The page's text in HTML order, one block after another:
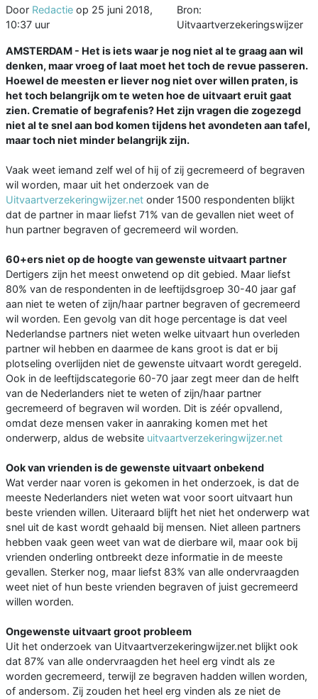
Door Redactie op 25 juni 2018,
10:37 uur
Bron:
Uitvaartverzekeringswijzer
AMSTERDAM - Het is iets waar je nog niet al te graag aan wil
denken, maar vroeg of laat moet het toch de revue passeren.
Hoewel de meesten er liever nog niet over willen praten, is
het toch belangrijk om te weten hoe de uitvaart eruit gaat
zien. Crematie of begrafenis? Het zijn vragen die zogezegd
niet al te snel aan bod komen tijdens het avondeten aan tafel,
maar toch niet minder belangrijk zijn.
Vaak weet iemand zelf wel of hij of zij gecremeerd of begraven
wil worden, maar uit het onderzoek van de
Uitvaartverzekeringwijzer.net onder 1500 respondenten blijkt
dat de partner in maar liefst 71% van de gevallen niet weet of
hun partner begraven of gecremeerd wil worden.
60+ers niet op de hoogte van gewenste uitvaart partner
Dertigers zijn het meest onwetend op dit gebied. Maar liefst
80% van de respondenten in de leeftijdsgroep 30-40 jaar gaf
aan niet te weten of zijn/haar partner begraven of gecremeerd
wil worden. Een gevolg van dit hoge percentage is dat veel
Nederlandse partners niet weten welke uitvaart hun overleden
partner wil hebben en daarmee de kans groot is dat er bij
plotseling overlijden niet de gewenste uitvaart wordt geregeld.
Ook in de leeftijdscategorie 60-70 jaar zegt meer dan de helft
van de Nederlanders niet te weten of zijn/haar partner
gecremeerd of begraven wil worden. Dit is zéér opvallend,
omdat deze mensen vaker in aanraking komen met het
onderwerp, aldus de website uitvaartverzekeringwijzer.net
Ook van vrienden is de gewenste uitvaart onbekend
Wat verder naar voren is gekomen in het onderzoek, is dat de
meeste Nederlanders niet weten wat voor soort uitvaart hun
beste vrienden willen. Uiteraard blijft het niet het onderwerp wat
snel uit de kast wordt gehaald bij mensen. Niet alleen partners
hebben vaak geen weet van wat de dierbare wil, maar ook bij
vrienden onderling ontbreekt deze informatie in de meeste
gevallen. Sterker nog, maar liefst 83% van alle ondervraagden
weet niet of hun beste vrienden begraven of juist gecremeerd
willen worden.
Ongewenste uitvaart groot probleem
Uit het onderzoek van Uitvaartverzekeringwijzer.net blijkt ook
dat 87% van alle ondervraagden het heel erg vindt als ze
worden gecremeerd, terwijl ze begraven hadden willen worden,
of andersom. Zij zouden het heel erg vinden als ze niet de